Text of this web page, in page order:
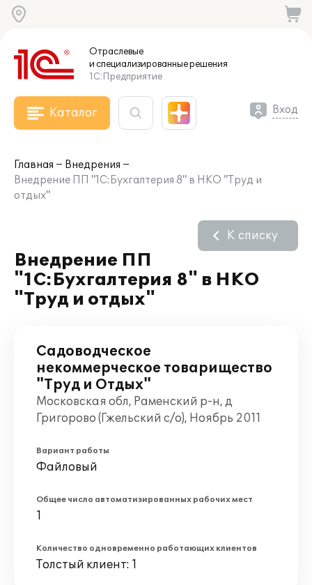
Отраслевые
и специализированныерешения
1С:Предприятие
Каталог Вход
Главная
Внедрения
Внедрение ПП "1С:Бухгалтерия 8" в НКО "Труд и
отдых"
Внедрение ПП
"1С:Бухгалтерия 8" в НКО
"Труд и отдых"
К списку
Садоводческое
некоммерческое товарищество
"Труд и Отдых"
Московская обл, Раменский р-н, д
Григорово (Гжельский с/о), Ноябрь 2011
Вариант работы
Файловый
Общее число автоматизированных рабочих мест
1
Количество одновременно работающих клиентов
Толстый клиент: 1